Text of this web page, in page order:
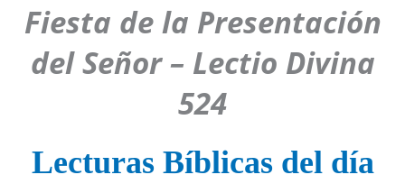
Fiesta de la Presentación
del Señor – Lectio Divina
524
Lecturas Bíblicas del día